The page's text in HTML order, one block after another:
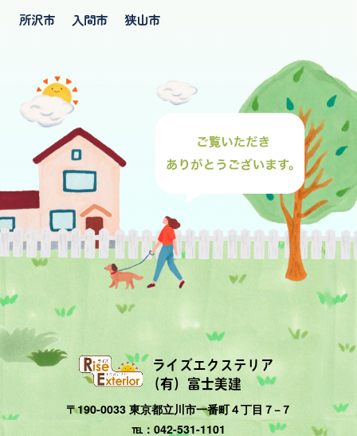
所沢市 入間市 狭山市
ライズエクステリア
（有）富士美建
〒190-0033 東京都立川市一番町４丁目７−７
℡：042-531-1101